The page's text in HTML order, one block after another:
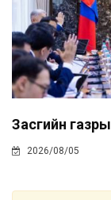
Засгийн
2026/08/05